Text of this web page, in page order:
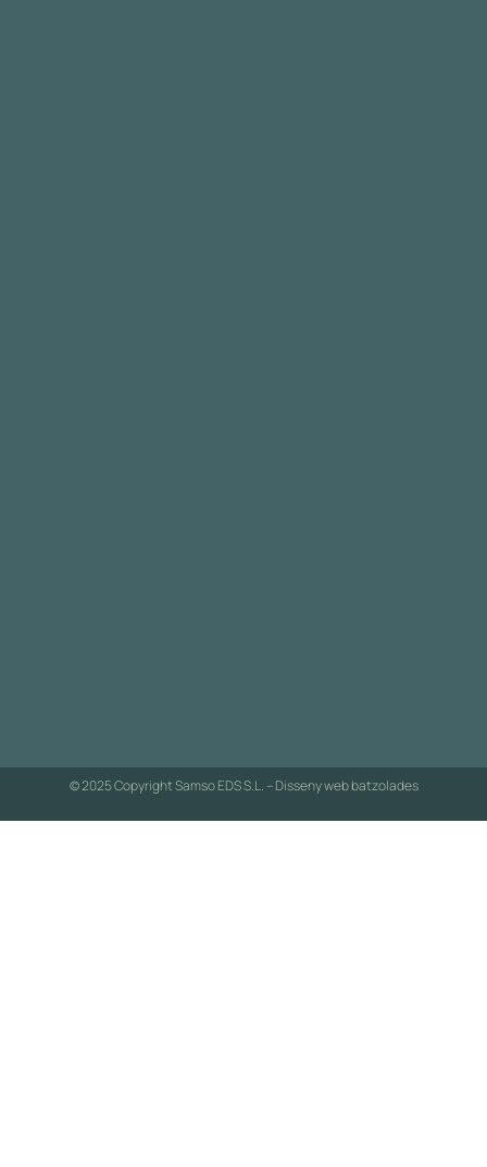
© 2025 Copyright Samso EDS S.L. – Disseny webbatzolades